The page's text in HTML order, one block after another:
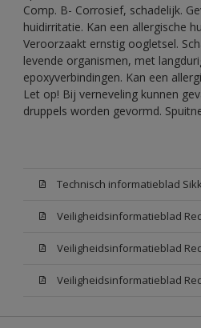
Comp. B- Corrosief, schadelijk.
huidirritatie. Kan een allergische
Veroorzaakt ernstig oogletsel.
levende organismen, met
epoxyverbindingen. Kan een
Let op! Bij verneveling kunnen
druppels worden gevormd.